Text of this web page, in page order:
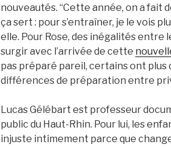
nouveautés. “Cette année, on a fait
ça sert : pour s’entraîner, je le vois
elle. Pour Rose, des inégalités
surgir avec l’arrivée de cette
pas préparé pareil, certains ont plus
différences de préparation entre
Lucas Gélébart est professeur
public du Haut-Rhin. Pour lui, les
injuste intimement parce que